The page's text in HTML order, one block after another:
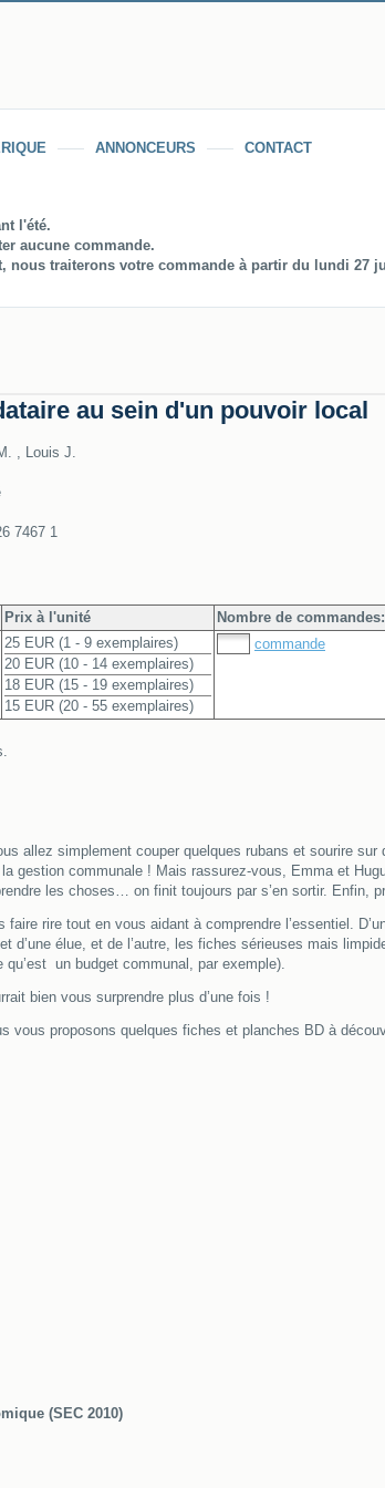
ANNONCEURS CONTACT
l'été.
aucune commande.
traiterons votre commande à partir du lundi 27
au sein d'un pouvoir local
, Louis J.
7467 1
Prix à l'unité
Nombre de commandes:
25 EUR (1 - 9 exemplaires)
20 EUR (10 - 14 exemplaires)
18 EUR (15 - 19 exemplaires)
15 EUR (20 - 55 exemplaires)
commande
allez simplement couper quelques rubans et sourire sur
gestion communale ! Mais rassurez-vous, Emma et
les choses… on finit toujours par s’en sortir. Enfin,
rire tout en vous aidant à comprendre l’essentiel.
d’une élue, et de l’autre, les fiches sérieuses mais
un budget communal, par exemple).
bien vous surprendre plus d’une fois !
vous proposons quelques fiches et planches BD à
(SEC 2010)